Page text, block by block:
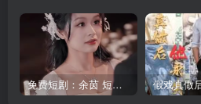
免费短剧：余茵 短剧 16部合集